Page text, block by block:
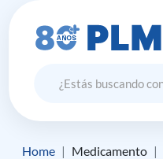
Home Medicamento